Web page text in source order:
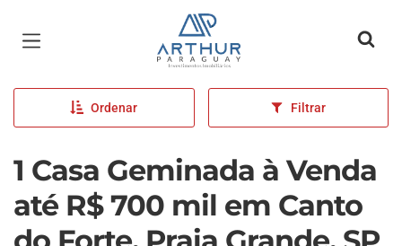
Página inicial
Ordenar Filtrar
1 Casa Geminada à Venda
até R$ 700 mil em Canto